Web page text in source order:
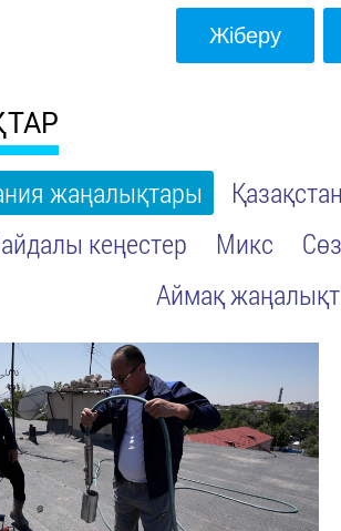
жаңалықтары
кеңестер
Микс
Аймақ